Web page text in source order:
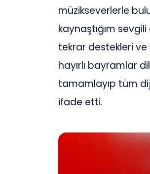
müzikseverlerle
kaynaştığım
tekrar destekleri
hayırlı bayramlar
tamamlayıp tüm
ifade etti.